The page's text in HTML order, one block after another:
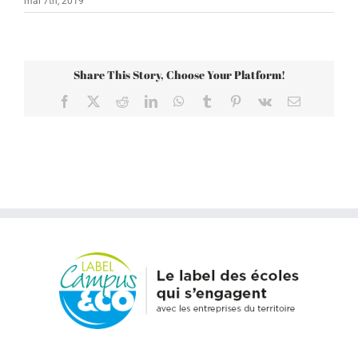
Share This Story, Choose Your Platform!
Facebook RedditLinkedInWhatsApp
Tumblr Pinterest
Vk Email